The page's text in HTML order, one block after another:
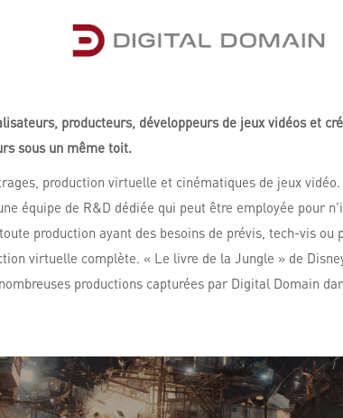
producteurs, développeurs de jeux vidéos et
sous un même toit.
production virtuelle et cinématiques de jeux
équipe de R&D dédiée qui peut être employée pour
production ayant des besoins de prévis, tech-vis
virtuelle complète. « Le livre de la Jungle » de
productions capturées par Digital Domain